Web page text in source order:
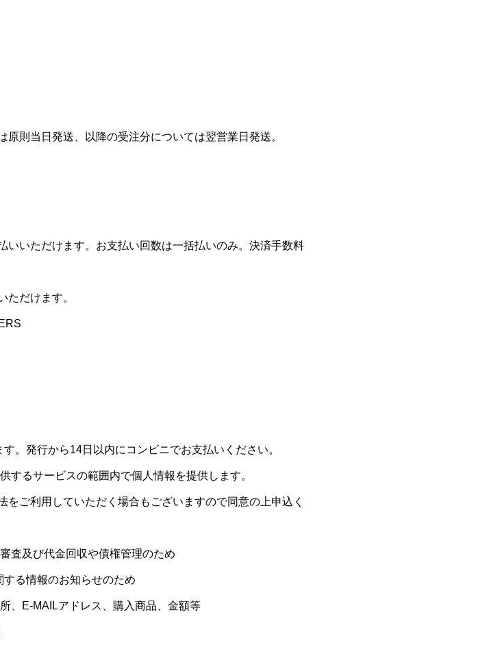
原則当日発送、以降の受注分については翌営業日発送。
いいただけます。お支払い回数は一括払いのみ。決済手数料
ただけます。
。発行から14日以内にコンビニでお支払いください。
するサービスの範囲内で個人情報を提供します。
をご利用していただく場合もございますので同意の上申込く
査及び代金回収や債権管理のため
る情報のお知らせのため
、E‐MAILアドレス、購入商品、金額等